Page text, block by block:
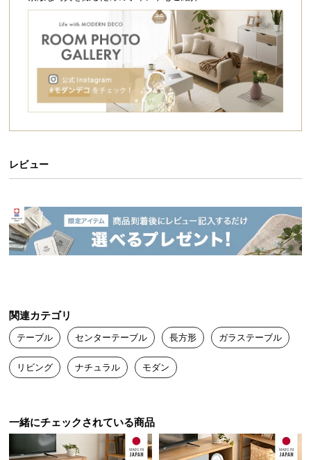
ド
お
支
い
に
つ
い
送
料
つ
大
型
細部にまでこだわりぬいたデザインは、見る人全て
を魅了しお部屋をワンランク上の空間にしてくれま
こだわりの日本クオリティ
日本製だから実現できたクオリティ。安価な輸入品
とは一線を画す、美しく精巧な造りとなっていま
レビュー
関連カテゴリ
テーブル センターテーブル 長方形 ガラステーブル
リビング ナチュラル モダン
一緒にチェックされている商品